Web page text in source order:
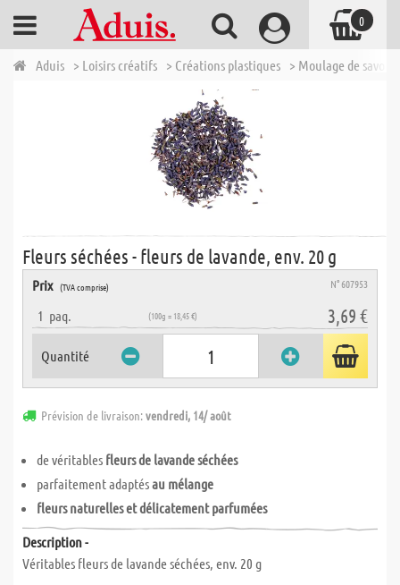
Aduis > Loisirs créatifs > Créations plastiques > Moulage de savons
Fleurs séchées - fleurs de lavande, env. 20 g
Prix (TVA comprise) N° 607953
1 paq. (100g = 18,45 €) 3,69 €
Quantité
Prévision de livraison:vendredi, 14/ août
de véritables fleurs de lavande séchées
parfaitement adaptésau mélange
fleurs naturelles et délicatement parfumées
Description -
Véritables fleurs de lavande séchées, env. 20 g
0